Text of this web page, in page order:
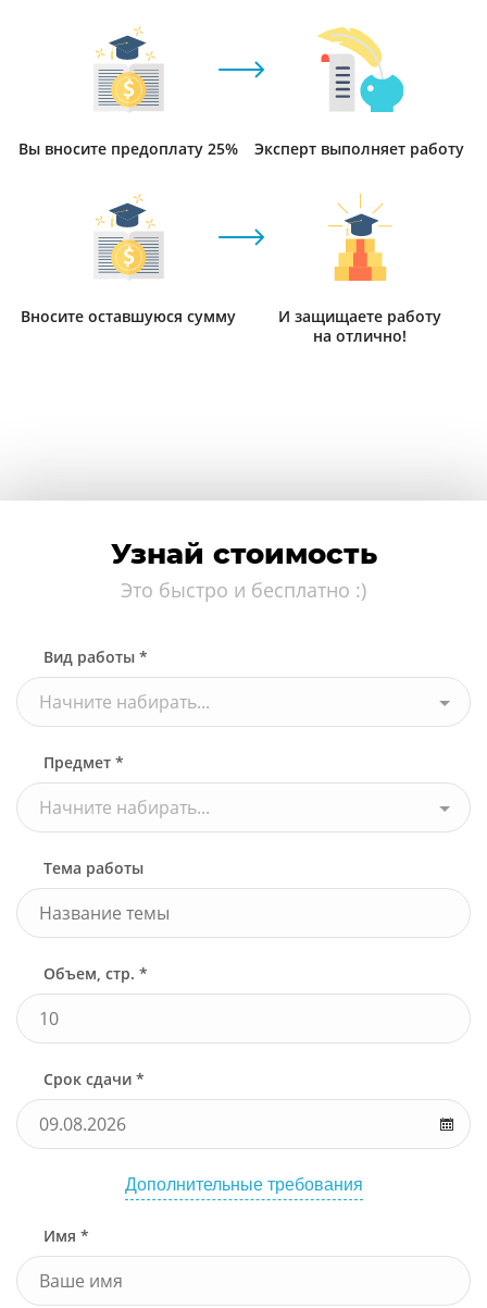
Вы вносите предоплату 25% Эксперт выполняет работу
Вносите оставшуюся сумму
И защищаете работу
на отлично!
Узнай стоимость
Это быстро и бесплатно :)
Вид работы *
Начните набирать...
Предмет *
Начните набирать...
Тема работы
Объем, стр. *
Срок сдачи *
Дополнительные требования
Имя *